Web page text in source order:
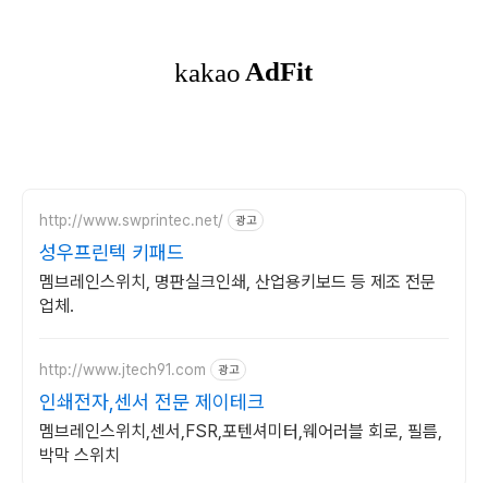
http://www.swprintec.net/ 광고
성우프린텍 키패드
멤브레인스위치, 명판실크인쇄, 산업용키보드 등 제조 전문
업체.
http://www.jtech91.com 광고
인쇄전자,센서 전문 제이테크
멤브레인스위치,센서,FSR,포텐셔미터,웨어러블 회로, 필름,
박막 스위치